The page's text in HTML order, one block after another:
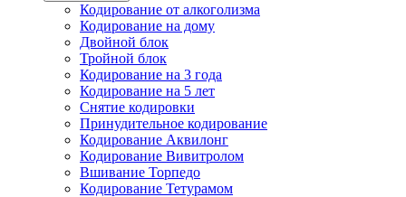
Кодирование от алкоголизма
Кодирование на дому
Двойной блок
Тройной блок
Кодирование на 3 года
Кодирование на 5 лет
Снятие кодировки
Принудительное кодирование
Кодирование Аквилонг
Кодирование Вивитролом
Вшивание Торпедо
Кодирование Тетурамом